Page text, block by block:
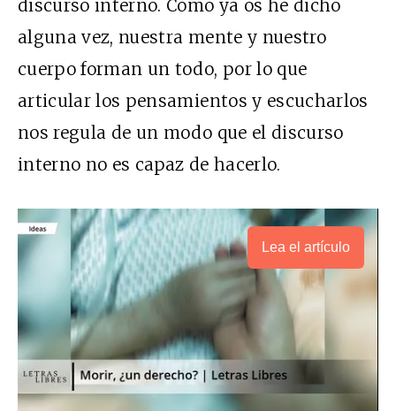
discurso interno. Como ya os he dicho
alguna vez, nuestra mente y nuestro
cuerpo forman un todo, por lo que
articular los pensamientos y escucharlos
nos regula de un modo que el discurso
interno no es capaz de hacerlo.
Lea el artículo